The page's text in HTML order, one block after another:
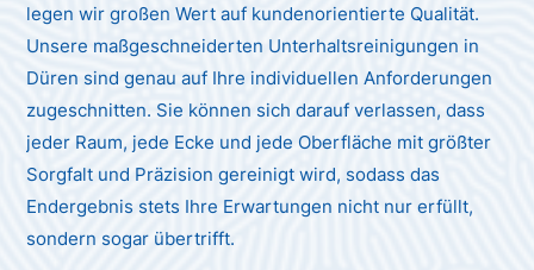
legen wir großen Wert auf kundenorientierte Qualität.
Unsere maßgeschneiderten Unterhaltsreinigungen in
Düren sind genau auf Ihre individuellen Anforderungen
zugeschnitten. Sie können sich darauf verlassen, dass
jeder Raum, jede Ecke und jede Oberfläche mit größter
Sorgfalt und Präzision gereinigt wird, sodass das
Endergebnis stets Ihre Erwartungen nicht nur erfüllt,
sondern sogar übertrifft.